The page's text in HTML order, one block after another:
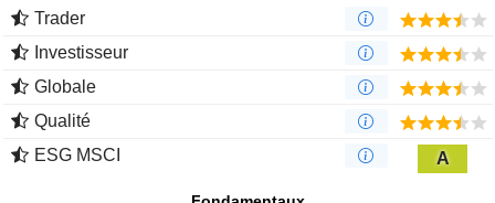
Trader
Investisseur
Globale
Qualité
ESG MSCI
A